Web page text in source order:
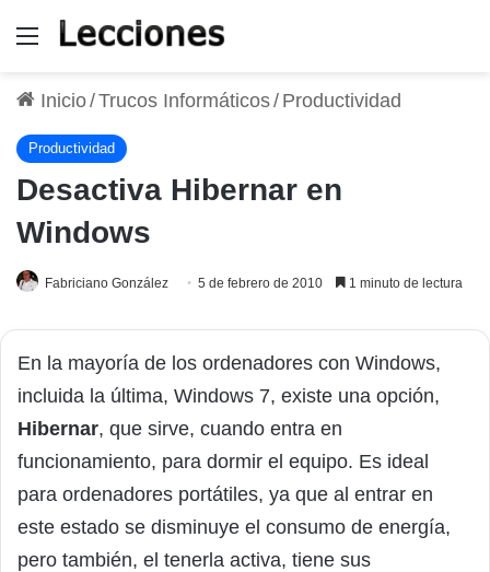
Menú
Inicio/Trucos Informáticos/ Productividad
Productividad
Desactiva Hibernar en
Windows
Fabriciano González 5 de febrero de 2010 1 minuto de lectura
En la mayoría de los ordenadores con Windows,
incluida la última, Windows 7, existe una opción,
Hibernar, que sirve, cuando entra en
funcionamiento, para dormir el equipo. Es ideal
para ordenadores portátiles, ya que al entrar en
este estado se disminuye el consumo de energía,
pero también, el tenerla activa, tiene sus